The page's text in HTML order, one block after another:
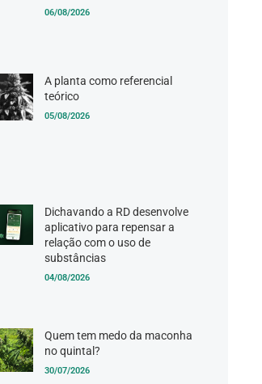
06/08/2026
A planta como referencial
teórico
05/08/2026
Dichavando a RD desenvolve
aplicativo para repensar a
relação com o uso de
substâncias
04/08/2026
Quem tem medo da maconha
no quintal?
30/07/2026